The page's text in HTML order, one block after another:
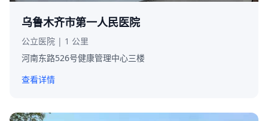
乌鲁木齐市第一人民医院
公立医院 | 1 公里
河南东路526号健康管理中心三楼
查看详情